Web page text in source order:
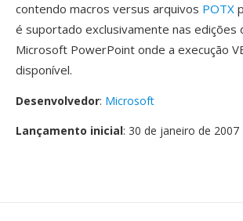
contendo macros versus arquivos POTX
é suportado exclusivamente nas edições
Microsoft PowerPoint onde a execução
disponível.
Desenvolvedor: Microsoft
Lançamento inicial: 30 de janeiro de 2007